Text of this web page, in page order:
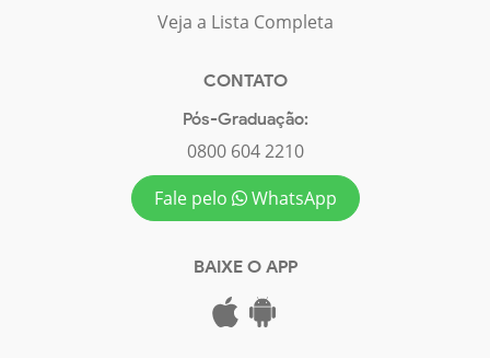
Veja a Lista Completa
CONTATO
Pós-Graduação:
0800 604 2210
Fale pelo
WhatsApp
BAIXE O APP